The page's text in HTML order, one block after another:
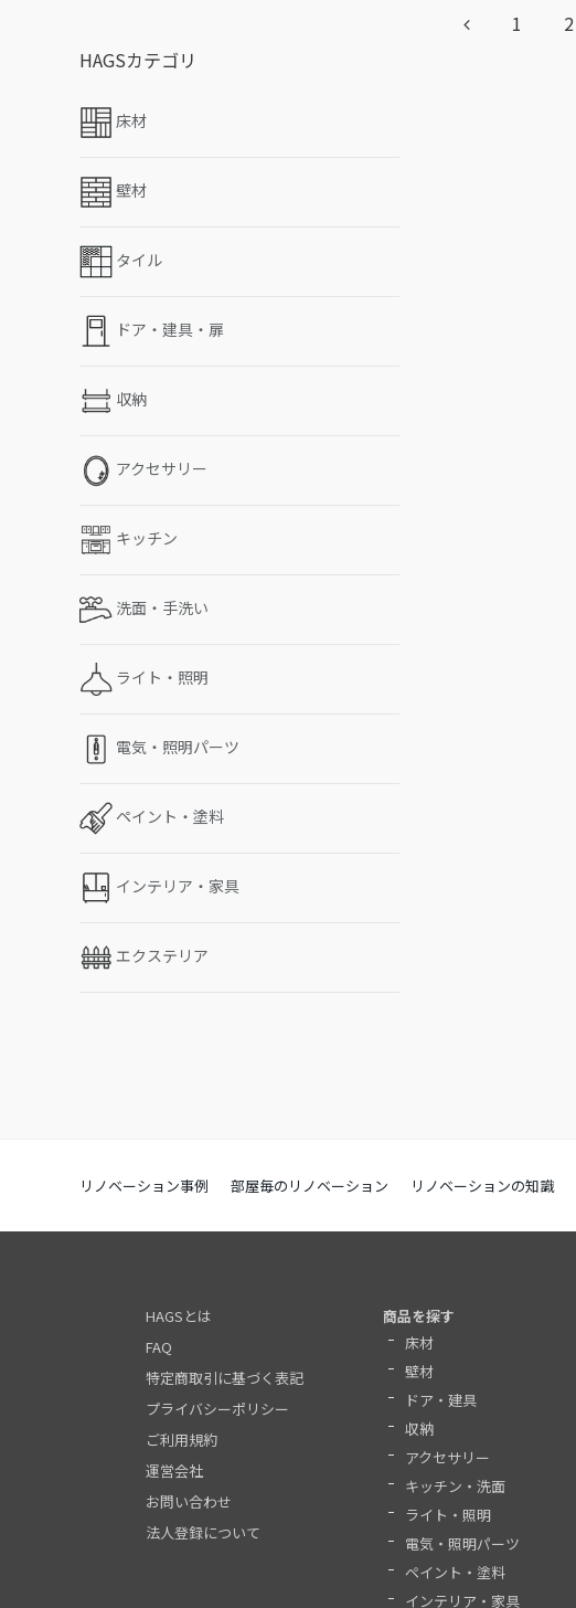
1 2
HAGSカテゴリ
床材
壁材
タイル
ドア・建具・扉
収納
アクセサリー
キッチン
洗面・手洗い
ライト・照明
電気・照明パーツ
ペイント・塗料
インテリア・家具
エクステリア
リノベーション事例 部屋毎のリノベーション リノベーションの知識
HAGSとは
FAQ
特定商取引に基づく表記
プライバシーポリシー
ご利用規約
運営会社
お問い合わせ
法人登録について
商品を探す
床材
壁材
ドア・建具
収納
アクセサリー
キッチン・洗面
ライト・照明
電気・照明パーツ
ペイント・塗料
インテリア・家具